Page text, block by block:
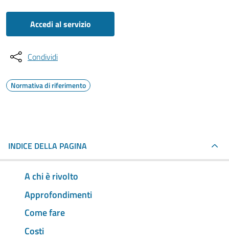
Accedi al servizio
Condividi
Normativa di riferimento
INDICE DELLA PAGINA
A chi è rivolto
Approfondimenti
Come fare
Costi